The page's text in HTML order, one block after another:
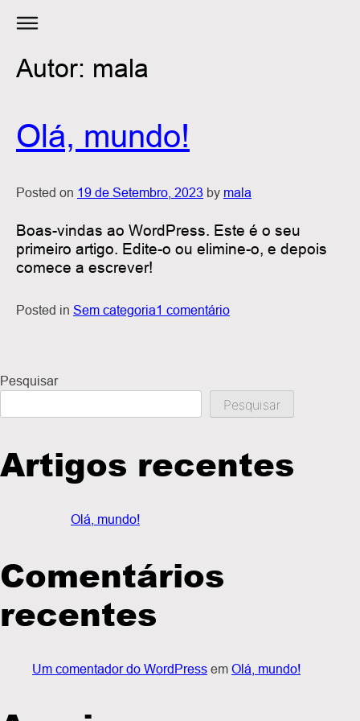
Skip
content
Autor: mala
Olá, mundo!
Posted on 19 de Setembro, 2023 by mala
Boas-vindas ao WordPress. Este é o seu
primeiro artigo. Edite-o ou elimine-o, e depois
comece a escrever!
Posted in Sem categoria1 comentárioem
Pesquisar
Pesquisar
Artigos recentes
Olá, mundo!
Comentários
recentes
Um comentador do WordPress em Olá, mundo!